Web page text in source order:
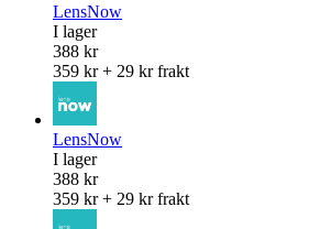
LensNow
I lager
388 kr
359 kr + 29 kr frakt
LensNow
I lager
388 kr
359 kr + 29 kr frakt